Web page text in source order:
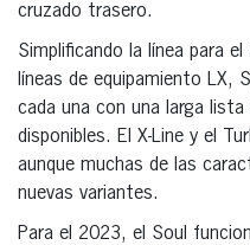
cruzado trasero.
Simplificando la línea para
líneas de equipamiento LX,
cada una con una larga
disponibles. El X-Line y el
aunque muchas de las
nuevas variantes.
Para el 2023, el Soul